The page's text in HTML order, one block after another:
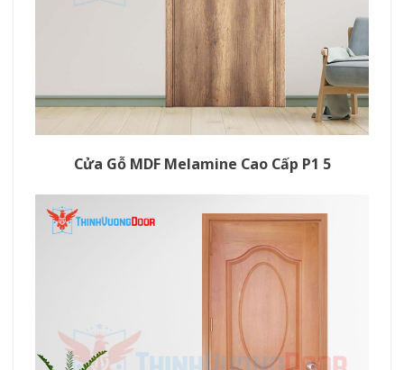
Cửa Gỗ MDF Melamine Cao Cấp P1 5